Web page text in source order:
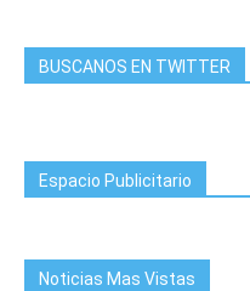
BUSCANOS EN TWITTER
Espacio Publicitario
Noticias Mas Vistas